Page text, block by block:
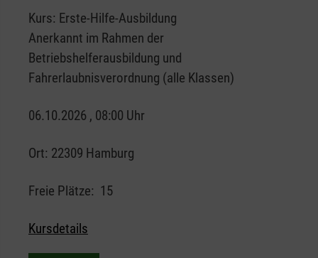
Kurs: Erste-Hilfe-Ausbildung
Anerkannt im Rahmen der
Betriebshelferausbildung und
Fahrerlaubnisverordnung (alle Klassen)
06.10.2026 , 08:00 Uhr
Ort: 22309 Hamburg
Freie Plätze: 15
Kursdetails